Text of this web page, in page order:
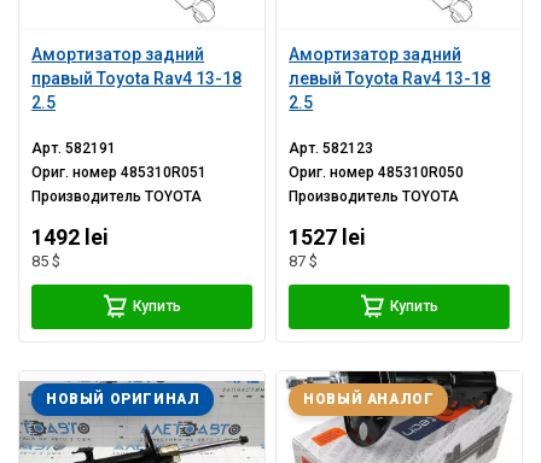
Амортизатор задний
правый Toyota Rav4 13-18
2.5
Арт.582191
Ориг. номер485310R051
ПроизводительTOYOTA
1492 lei
85 $
Купить
Амортизатор задний
левый Toyota Rav4 13-18
2.5
Арт.582123
Ориг. номер485310R050
ПроизводительTOYOTA
1527 lei
87 $
Купить
НОВЫЙ ОРИГИНАЛ НОВЫЙ АНАЛОГ